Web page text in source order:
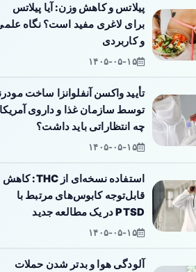
پیلاتس و کاهش وزن: آیا پیلاتس
برای لاغری مفید است؟ نگاه
و کاربردی
۱۴۰۵-۰۵-۱۵
تأیید واکسن آنفلوانزا ساخت
توسط سازمان غذا و داروی
چه انتظاراتی باید داشت؟
۱۴۰۵-۰۵-۱۵
استفاده نسخه‌ای از THC: کاهش
قابل‌توجه کابوس‌های مرتبط با
PTSD در یک مطالعه جدید
۱۴۰۵-۰۵-۱۵
آلودگی هوا و بدتر شدن حملات